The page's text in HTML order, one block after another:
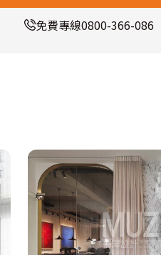
免費專線0800-366-086